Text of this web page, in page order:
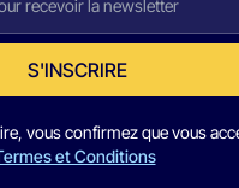
S'INSCRIRE
vous confirmez que vous
et Conditions